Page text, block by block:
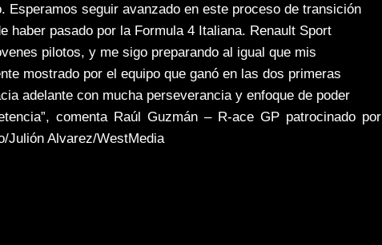
seguir avanzado en este proceso de transición
haber pasado por la Formula 4 Italiana. Renault Sport
pilotos, y me sigo preparando al igual que mis
mostrado por el equipo que ganó en las dos primeras
adelante con mucha perseverancia y enfoque de poder
comenta Raúl Guzmán – R-ace GP patrocinado por
Julión Alvarez/WestMedia